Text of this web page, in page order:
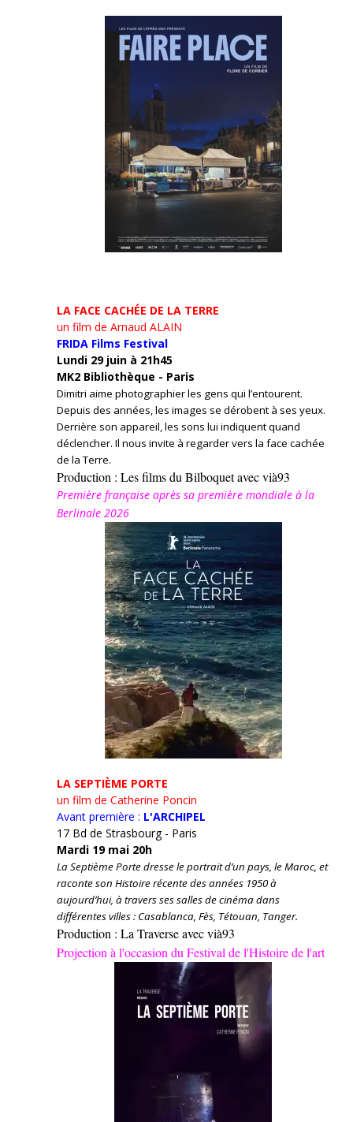
LA FACE CACHÉE DE LA TERRE
un film de Arnaud ALAIN
FRIDA Films Festival
Lundi 29 juin à 21h45
MK2 Bibliothèque - Paris
Dimitri aime photographier les gens qui l’entourent.
Depuis des années, les images se dérobent à ses yeux.
Derrière son appareil, les sons lui indiquent quand
déclencher. Il nous invite à regarder vers la face cachée
de la Terre.
Production : Les films du Bilboquet avec vià93
Première française après sa première mondiale à la
Berlinale 2026
LA SEPTIÈME PORTE
un film de Catherine Poncin
Avant première : L'ARCHIPEL
17 Bd de Strasbourg - Paris
Mardi 19 mai 20h
La Septième Porte dresse le portrait d’un pays, le Maroc, et
raconte son Histoire récente des années 1950 à
aujourd’hui, à travers ses salles de cinéma dans
différentes villes : Casablanca, Fès, Tétouan, Tanger.
Production : La Traverse avec vià93
Projection à l'occasion du Festival de l'Histoire de l'art